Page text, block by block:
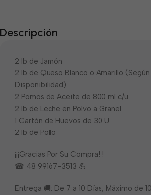
Descripción
2 lb de Jamón
2 lb de Queso Blanco o Amarillo (Según
Disponibilidad)
2 Pomos de Aceite de 800 ml c/u
2 lb de Leche en Polvo a Granel
1 Cartón de Huevos de 30 U
2 lb de Pollo
¡¡¡Gracias Por Su Compra!!!
☎ 48 99167-3513 💪
Entrega 🚚: De 7 a 10 Días, Máximo de